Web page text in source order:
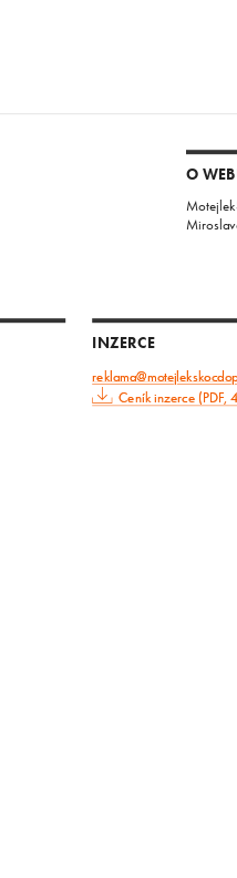
O
INZERCE
Ceník inzerce (PDF,